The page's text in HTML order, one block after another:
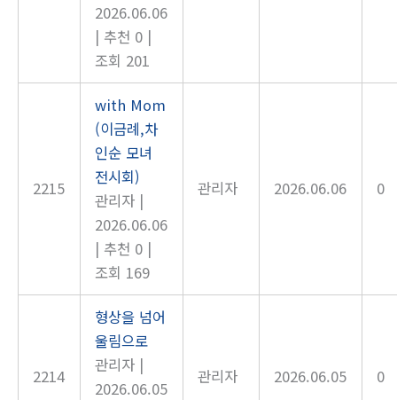
2026.06.06
| 추천 0 |
조회 201
2215
with Mom
(이금례,차
인순 모녀
전시회)
관리자 |
2026.06.06
| 추천 0 |
조회 169
관리자 2026.06.06 0
2214
형상을 넘어
울림으로
관리자 |
2026.06.05
관리자 2026.06.05 0